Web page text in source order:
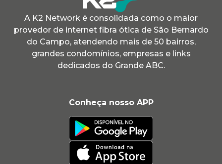
A K2 Network é consolidada como o maior
provedor de internet fibra ótica de São Bernardo
do Campo, atendendo mais de 50 bairros,
grandes condomínios, empresas e links
dedicados do Grande ABC.
Conheça nosso APP